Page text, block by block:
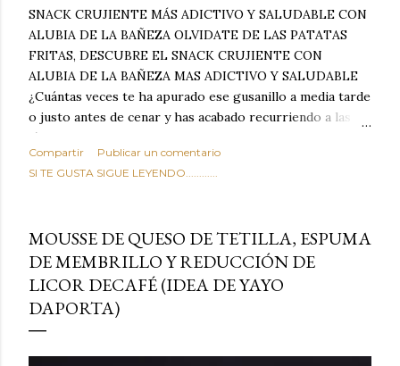
SNACK CRUJIENTE MÁS ADICTIVO Y SALUDABLE CON
ALUBIA DE LA BAÑEZA OLVIDATE DE LAS PATATAS
FRITAS, DESCUBRE EL SNACK CRUJIENTE CON
ALUBIA DE LA BAÑEZA MAS ADICTIVO Y SALUDABLE
¿Cuántas veces te ha apurado ese gusanillo a media tarde
o justo antes de cenar y has acabado recurriendo a las
típicas patatas de bolsa, frutos secos fritos o snacks
ultraprocesados llenos de grasas saturadas y sodio?
Todos hemos estado ahí. Sin embargo, cuidarse no tiene
satisface. Estas alubias crujientes al horno van a cambiar
por completo tu forma de ver las legumbres. Olvídate de
asociar las alubias únicamente a los guisos tradicionales y
copiosos de invierno. Con esta receta simple pero
revolucionaria, transformaremos un ingrediente tan
Compartir
Publicar un comentario
SI TE GUSTA SIGUE LEYENDO............
MOUSSE DE QUESO DE TETILLA, ESPUMA
DE MEMBRILLO Y REDUCCIÓN DE
LICOR DECAFÉ (IDEA DE YAYO
DAPORTA)